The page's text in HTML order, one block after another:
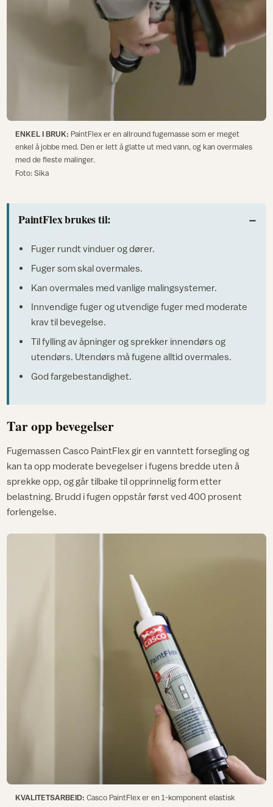
ENKEL I BRUK: PaintFlex er en allround fugemasse som er meget
enkel å jobbe med. Den er lett å glatte ut med vann, og kan overmales
med de fleste malinger.
Foto: Sika
PaintFlex brukes til:
Fuger rundt vinduer og dører.
Fuger som skal overmales.
Kan overmales med vanlige malingsystemer.
Innvendige fuger og utvendige fuger med moderate
krav til bevegelse.
Til fylling av åpninger og sprekker innendørs og
utendørs. Utendørs må fugene alltid overmales.
God fargebestandighet.
Tar opp bevegelser
Fugemassen Casco PaintFlex gir en vanntett forsegling og
kan ta opp moderate bevegelser i fugens bredde uten å
sprekke opp, og går tilbake til opprinnelig form etter
belastning. Brudd i fugen oppstår først ved 400 prosent
forlengelse.
KVALITETSARBEID: Casco PaintFlex er en 1-komponent elastisk